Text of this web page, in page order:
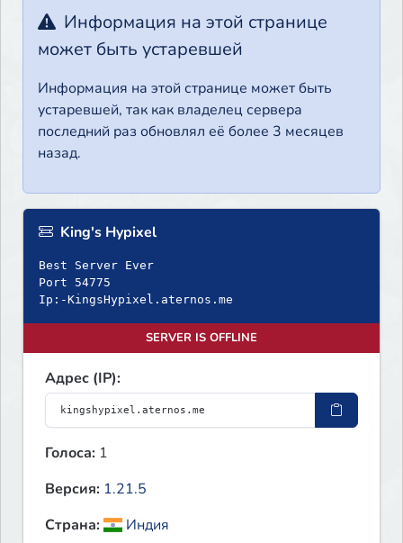
Информация на этой странице
может быть устаревшей
Информация на этой странице может быть
устаревшей, так как владелец сервера
последний раз обновлял её более 3 месяцев
назад.
King's Hypixel
Best Server Ever
Port 54775
Ip:-KingsHypixel.aternos.me
SERVER IS OFFLINE
Адрес (IP):
Голоса: 1
Версия: 1.21.5
Страна:
Индия